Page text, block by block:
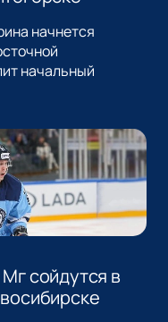
начнется
начальный
сойдутся в